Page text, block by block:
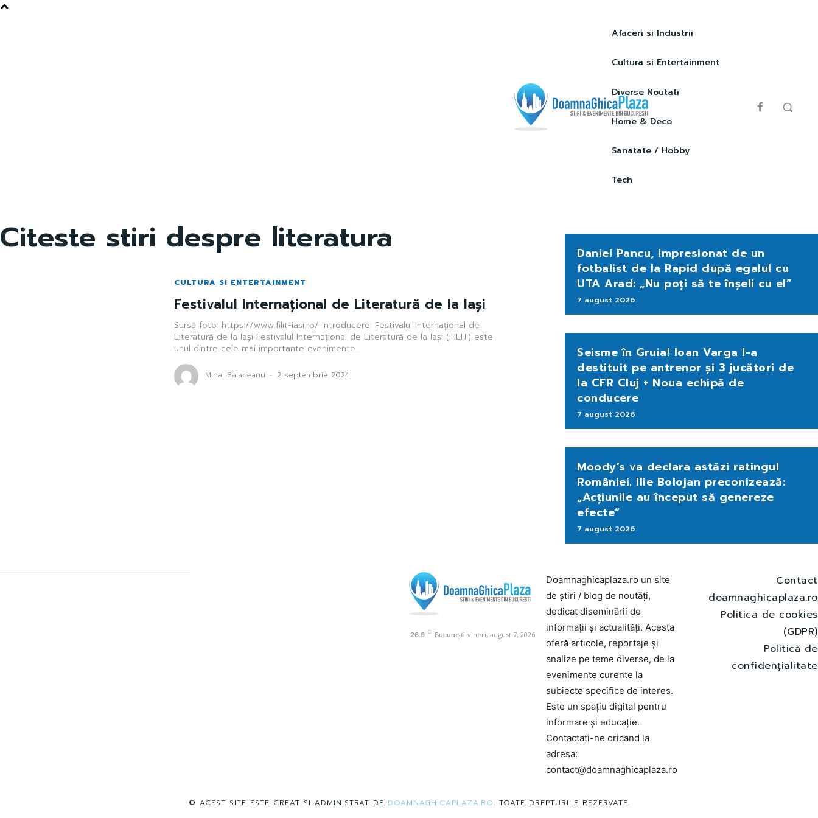
Afaceri si Industrii
Cultura si Entertainment
Diverse Noutati
Home & Deco
Sanatate / Hobby
Tech
Citeste stiri despre literatura
CULTURA SI ENTERTAINMENT
Festivalul Internațional de Literatură de la Iași
Sursă foto: https://www.filit-iasi.ro/ Introducere: Festivalul Internațional de
Literatură de la Iași Festivalul Internațional de Literatură de la Iași (FILIT) este
unul dintre cele mai importante evenimente...
Mihai Balaceanu - 2 septembrie 2024
Daniel Pancu, impresionat de un
fotbalist de la Rapid după egalul cu
UTA Arad: „Nu poți să te înșeli cu el”
7 august 2026
Seisme în Gruia! Ioan Varga l-a
destituit pe antrenor și 3 jucători de
la CFR Cluj + Noua echipă de
conducere
7 august 2026
Moody’s va declara astăzi ratingul
României. Ilie Bolojan preconizează:
„Acțiunile au început să genereze
efecte”
7 august 2026
26.9 C București vineri, august 7, 2026
Doamnaghicaplaza.ro un site
de știri / blog de noutăți,
dedicat diseminării de
informații și actualități. Acesta
oferă articole, reportaje și
analize pe teme diverse, de la
evenimente curente la
subiecte specifice de interes.
Este un spațiu digital pentru
informare și educație.
Contactati-ne oricand la
adresa:
contact@doamnaghicaplaza.ro
Contact
doamnaghicaplaza.ro
Politica de cookies
(GDPR)
Politică de
confidențialitate
© ACEST SITE ESTE CREAT SI ADMINISTRAT DE DOAMNAGHICAPLAZA.RO. TOATE DREPTURILE REZERVATE.